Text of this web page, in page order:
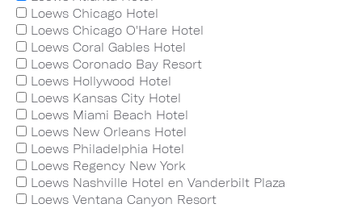
Loews Chicago Hotel
Loews Chicago O'Hare Hotel
Loews Coral Gables Hotel
Loews Coronado Bay Resort
Loews Hollywood Hotel
Loews Kansas City Hotel
Loews Miami Beach Hotel
Loews New Orleans Hotel
Loews Philadelphia Hotel
Loews Regency New York
Loews Nashville Hotel en Vanderbilt Plaza
Loews Ventana Canyon Resort